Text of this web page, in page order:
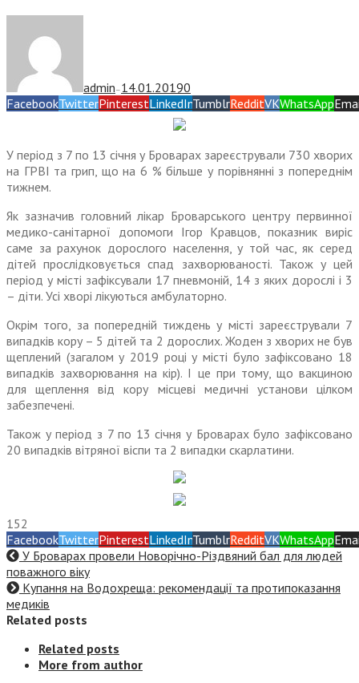
admin — 14.01.20190
FacebookTwitterPinterestLinkedInTumblrRedditVKWhatsApp
У період з 7 по 13 січня у Броварах зареєстрували 730 хворих
на ГРВІ та грип, що на 6 % більше у порівнянні з попереднім
тижнем.
Як зазначив головний лікар Броварського центру первинної
медико-санітарної допомоги Ігор Кравцов, показник виріс
саме за рахунок дорослого населення, у той час, як серед
дітей прослідковується спад захворюваності. Також у цей
період у місті зафіксували 17 пневмоній, 14 з яких дорослі і 3
– діти. Усі хворі лікуються амбулаторно.
Окрім того, за попередній тиждень у місті зареєстрували 7
випадків кору – 5 дітей та 2 дорослих. Жоден з хворих не був
щеплений (загалом у 2019 році у місті було зафіксовано 18
випадків захворювання на кір). І це при тому, що вакциною
для щеплення від кору місцеві медичні установи цілком
забезпечені.
Також у період з 7 по 13 січня у Броварах було зафіксовано
20 випадків вітряної віспи та 2 випадки скарлатини.
152
FacebookTwitterPinterestLinkedInTumblrRedditVKWhatsApp
У Броварах провели Новорічно-Різдвяний бал для людей
поважного віку
Купання на Водохреща: рекомендації та протипоказання
медиків
Related posts
Related posts
More from author